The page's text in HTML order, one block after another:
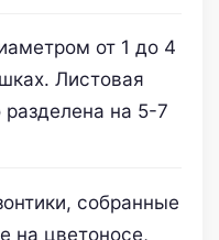
от 1 до 4
Листовая
разделена на 5-7
собранные
на цветоносе,